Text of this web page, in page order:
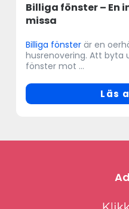
Billiga fönster – En
missa
Billiga fönster är en
husrenovering. Att byta
fönster mot ...
Läs